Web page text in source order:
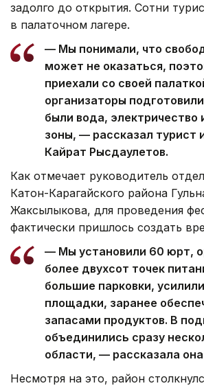
задолго до открытия. Сотни
в палаточном лагере.
— Мы понимали, что
может не оказаться,
приехали со своей
организаторы
были вода, электричество
зоны, — рассказал турист
Кайрат Рысдаулетов.
Как отмечает руководитель
Катон-Карагайского района
Жаксылыкова, для проведения
фактически пришлось создать
— Мы установили 60 юрт,
более двухсот точек
большие парковки,
площадки, заранее
запасами продуктов. В
объединились сразу
области, — рассказала
Несмотря на это, район